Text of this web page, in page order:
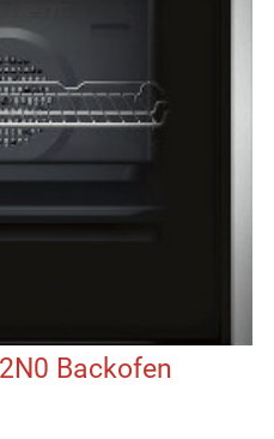
Backofen